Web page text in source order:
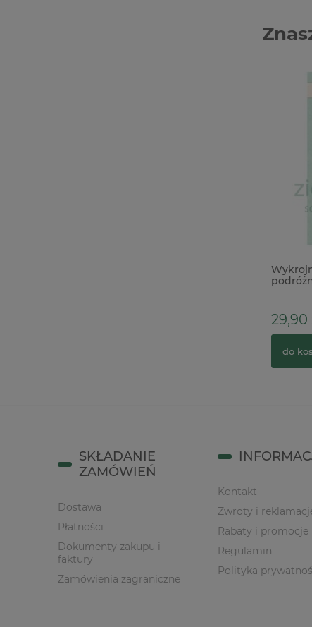
29,90
do
SKŁADANIE
ZAMÓWIEŃ
Dostawa
Płatności
Dokumenty zakupu i
faktury
Zamówienia zagraniczne
Kontakt
Zwroty i
Rabaty i promocje
Regulamin
Polityka